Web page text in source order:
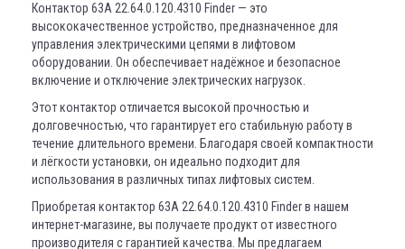
Контактор 63A 22.64.0.120.4310 Finder — это
высококачественное устройство, предназначенное для
управления электрическими цепями в лифтовом
оборудовании. Он обеспечивает надёжное и безопасное
включение и отключение электрических нагрузок.
Этот контактор отличается высокой прочностью и
долговечностью, что гарантирует его стабильную работу в
течение длительного времени. Благодаря своей компактности
и лёгкости установки, он идеально подходит для
использования в различных типах лифтовых систем.
Приобретая контактор 63A 22.64.0.120.4310 Finder в нашем
интернет-магазине, вы получаете продукт от известного
производителя с гарантией качества. Мы предлагаем